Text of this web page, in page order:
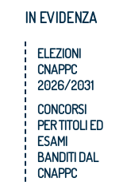
IN EVIDENZA
ELEZIONI
CNAPPC
2026/2031
CONCORSI
PER TITOLI ED
ESAMI
BANDITI DAL
CNAPPC